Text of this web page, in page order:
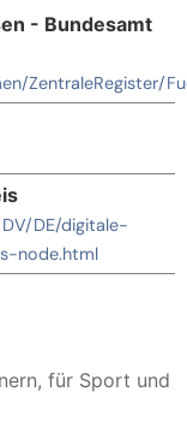
- Bundesamt
ZentraleRegister/
DE/digitale-
node.html
für Sport und